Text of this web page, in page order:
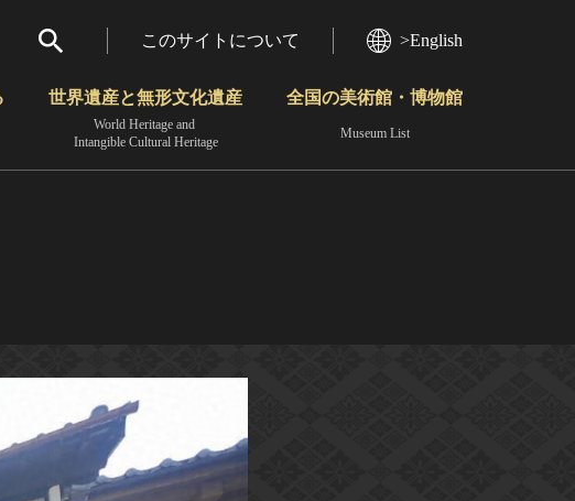
このサイトについて >English
世界遺産と無形文化遺産
World Heritage and
Intangible Cultural Heritage
全国の美術館・博物館
Museum List